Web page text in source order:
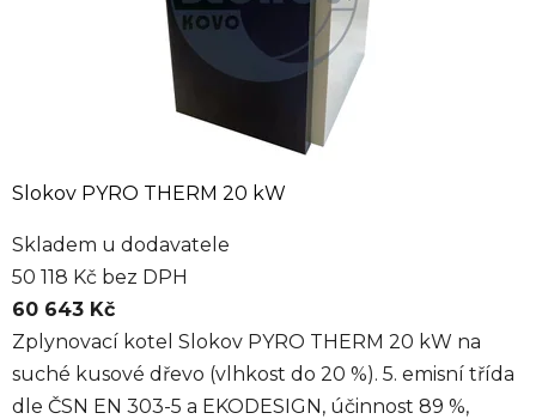
Slokov PYRO THERM 20 kW
Skladem u dodavatele
50 118 Kč bez DPH
60 643 Kč
Zplynovací kotel Slokov PYRO THERM 20 kW na
suché kusové dřevo (vlhkost do 20 %). 5. emisní třída
dle ČSN EN 303-5 a EKODESIGN, účinnost 89 %,